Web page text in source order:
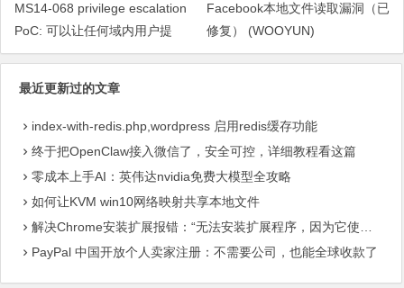
MS14-068 privilege escalation
PoC: 可以让任何域内用户提
Facebook本地文件读取漏洞（已
修复） (WOOYUN)
最近更新过的文章
index-with-redis.php,wordpress 启用redis缓存功能
终于把OpenClaw接入微信了，安全可控，详细教程看这篇
零成本上手AI：英伟达nvidia免费大模型全攻略
如何让KVM win10网络映射共享本地文件
解决Chrome安装扩展报错：“无法安装扩展程序，因为它使用了不受支持的清单版本“
PayPal 中国开放个人卖家注册：不需要公司，也能全球收款了